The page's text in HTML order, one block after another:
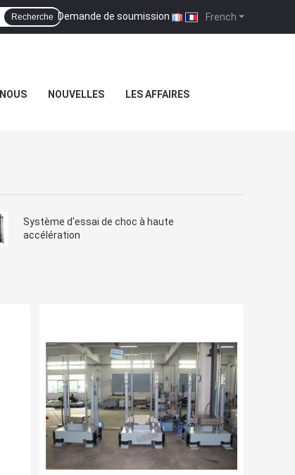
French
Demande de soumission |
Recherche
NOUVELLES LES AFFAIRES
Système d'essai de choc à haute
accélération